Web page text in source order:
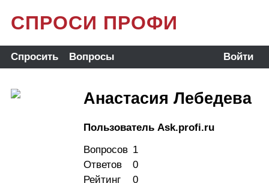
СПРОСИ ПРОФИ
Спросить Вопросы Войти
Анастасия Лебедева
Пользователь Ask.profi.ru
Вопросов 1
Ответов
0
Рейтинг
0